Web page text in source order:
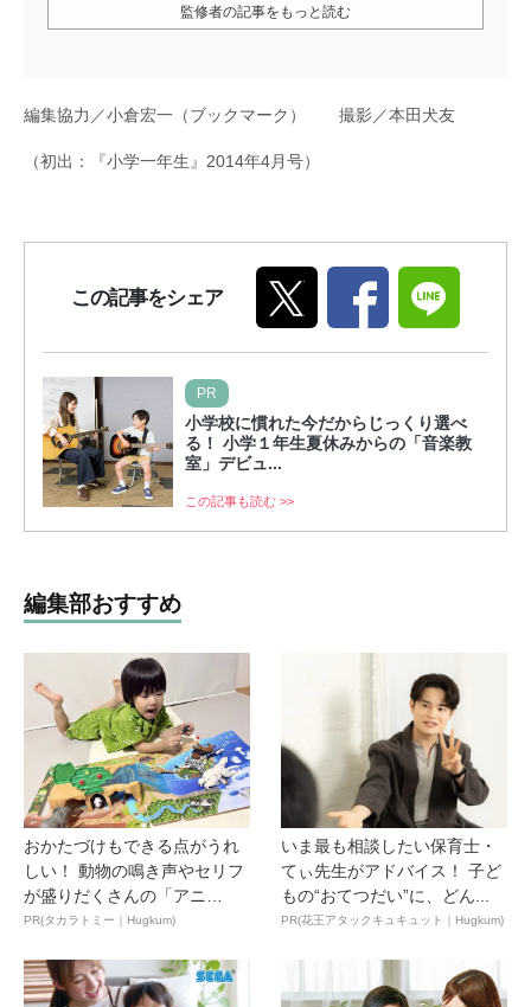
監修者の記事をもっと読む
編集協力／小倉宏一（ブックマーク） 撮影／本田犬友
（初出：『小学一年生』2014年4月号）
この記事をシェア
PR
小学校に慣れた今だからじっくり選べ
る！ 小学１年生夏休みからの「音楽教
室」デビュ...
この記事も読む >>
編集部おすすめ
おかたづけもできる点がうれ
しい！ 動物の鳴き声やセリフ
が盛りだくさんの「アニ
ア ...
PR(タカラトミー｜Hugkum)
いま最も相談したい保育士・
てぃ先生がアドバイス！ 子ど
もの“おてつだい”に、どん...
PR(花王アタックキュキュット｜Hugkum)